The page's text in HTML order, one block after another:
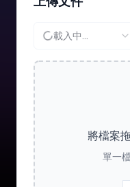
載入中...
將檔案
單一